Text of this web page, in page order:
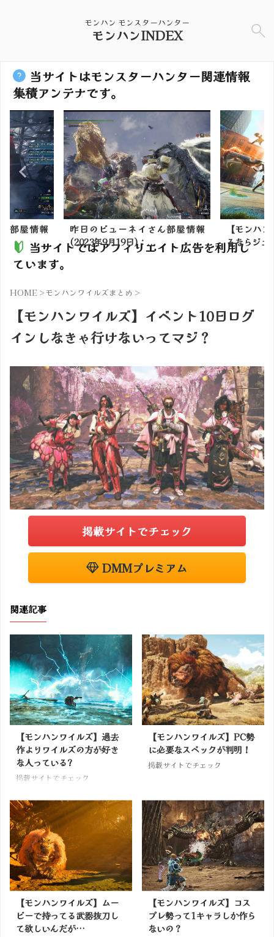
モンハン モンスターハンター
モンハンINDEX
当サイトはモンスターハンター関連情報
集積アンテナです。
部屋情報
昨日のビューネイさん部屋情報
(2023年9月19日)：...
【モンハ
るならジュ
当サイトではアフィリエイト広告を利用し
ています。
HOME >モンハンワイルズまとめ >
【モンハンワイルズ】イベント10日ログ
インしなきゃ行けないってマジ？
掲載サイトでチェック
DMMプレミアム
関連記事
【モンハンワイルズ】過去
作よりワイルズの方が好き
な人っている?
掲載サイトでチェック
【モンハンワイルズ】PC勢
に必要なスペックが判明！
掲載サイトでチェック
【モンハンワイルズ】ムー
ビーで持ってる武器抜刀し
て欲しいんだが…
【モンハンワイルズ】コス
プレ勢って1キャラしか作ら
ないの？